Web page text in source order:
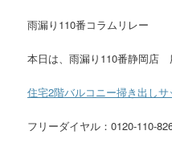
雨漏り110番コラムリレー
本日は、雨漏り110番静岡店
住宅2階バルコニー掃き出し
フリーダイヤル：0120-110-